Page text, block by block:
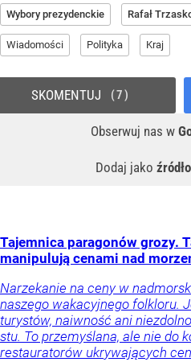
Wybory prezydenckie Rafał
Wiadomości Polityka Kraj
Obserwuj nas w
Dodaj jako
SKOMENTUJ 7
Tajemnica paragonów grozy.
manipulują cenami nad
Narzekanie na ceny w
naszego wakacyjnego folkloru.
turystów, naiwność ani
stu. To przemyślana, ale nie do
restauratorów ukrywających